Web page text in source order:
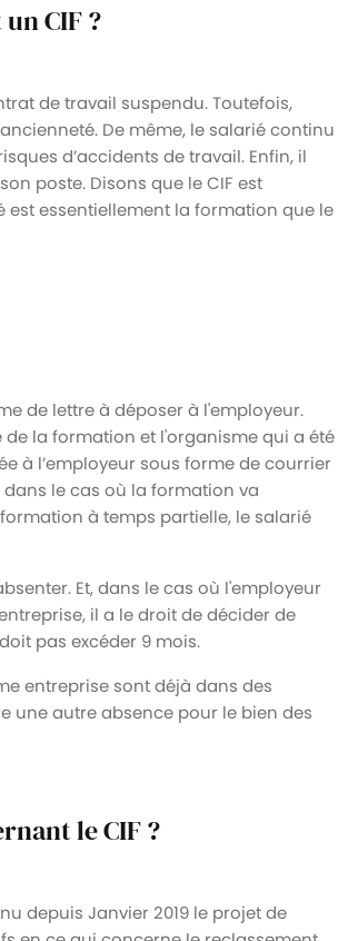
CIF ?
de travail suspendu. Toutefois,
De même, le salarié continu
d’accidents de travail. Enfin, il
poste. Disons que le CIF est
essentiellement la formation que le
de lettre à déposer à l'employeur.
la formation et l'organisme qui a été
à l’employeur sous forme de courrier
le cas où la formation va
à temps partielle, le salarié
Et, dans le cas où l'employeur
il a le droit de décider de
pas excéder 9 mois.
entreprise sont déjà dans des
une autre absence pour le bien des
le CIF ?
depuis Janvier 2019 le projet de